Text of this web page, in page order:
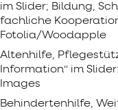
im Slider; Bildung,
fachliche
Fotolia/Woodapple
Altenhilfe,
Information“ im
Images
Behindertenhilfe,